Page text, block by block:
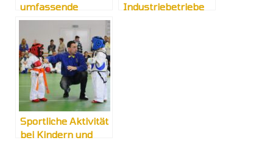
umfassende
Gartenpflege
Industriebetriebe
Sportliche Aktivität
bei Kindern und